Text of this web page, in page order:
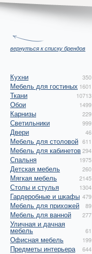
вернуться к списку брендов
Кухни 350
Мебель для гостиных 1601
Ткани 10713
Обои 1499
Карнизы 229
Светильники 999
Двери 46
Мебель для столовой 611
Мебель для кабинетов294
Спальня 1975
Детская мебель 260
Мягкая мебель 2145
Столы и стулья 1304
Гардеробные и шкафы 479
Мебель для прихожей 89
Мебель для ванной 277
Уличная и дачная
мебель 61
Офисная мебель 199
Предметы интерьера 644